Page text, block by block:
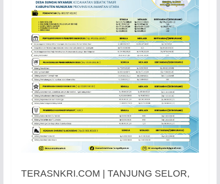
TERASNKRI.COM | TANJUNG SELOR,